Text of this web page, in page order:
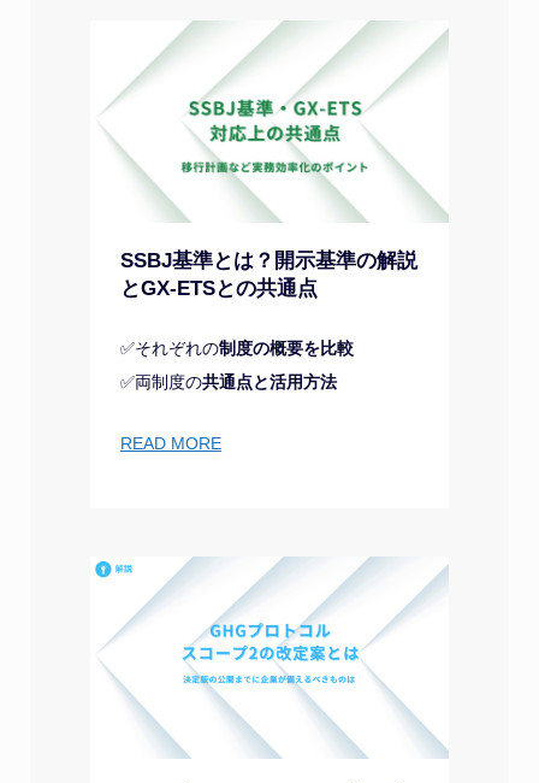
SSBJ基準とは？開示基準の解説
とGX-ETSとの共通点
✅それぞれの制度の概要を比較
✅両制度の共通点と活用方法
READ MORE